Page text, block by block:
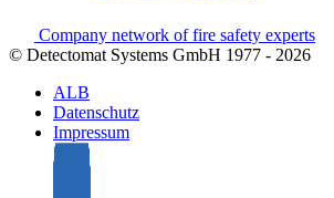
Company network of fire safety experts
© Detectomat Systems GmbH 1977 - 2026
ALB
Datenschutz
Impressum